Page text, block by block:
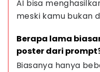
AI bisa
meski kamu bukan
Berapa lama
poster dari
Biasanya hanya